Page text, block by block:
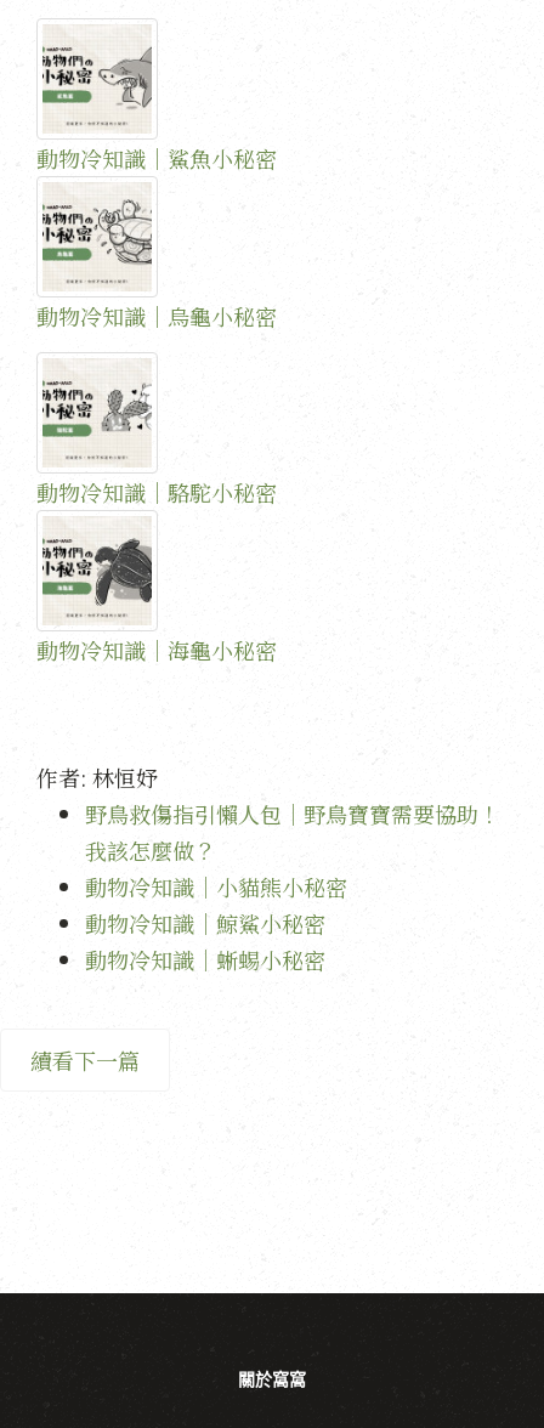
動物冷知識｜鯊魚小秘密
動物冷知識｜烏龜小秘密
動物冷知識｜駱駝小秘密
動物冷知識｜海龜小秘密
作者: 林恒妤
野鳥救傷指引懶人包｜野鳥寶寶需要協助！
我該怎麼做？
動物冷知識｜小貓熊小秘密
動物冷知識｜鯨鯊小秘密
動物冷知識｜蜥蜴小秘密
續看下一篇
關於窩窩